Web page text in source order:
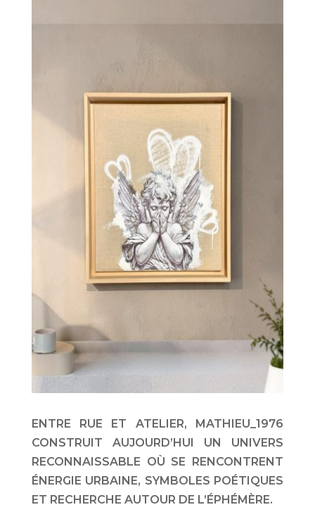
ENTRE RUE ET ATELIER, MATHIEU_1976
CONSTRUIT AUJOURD’HUI UN UNIVERS
RECONNAISSABLE OÙ SE RENCONTRENT
ÉNERGIE URBAINE, SYMBOLES POÉTIQUES
ET RECHERCHE AUTOUR DE L’ÉPHÉMÈRE.